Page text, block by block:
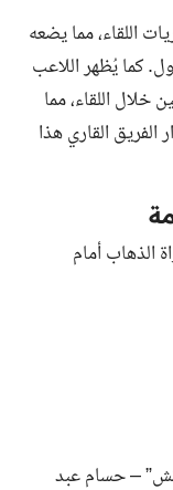
اللقاء، مما يضعه
كما يُظهر اللاعب
اللقاء، مما
القاري هذا
الذهاب أمام
– حسام عبد